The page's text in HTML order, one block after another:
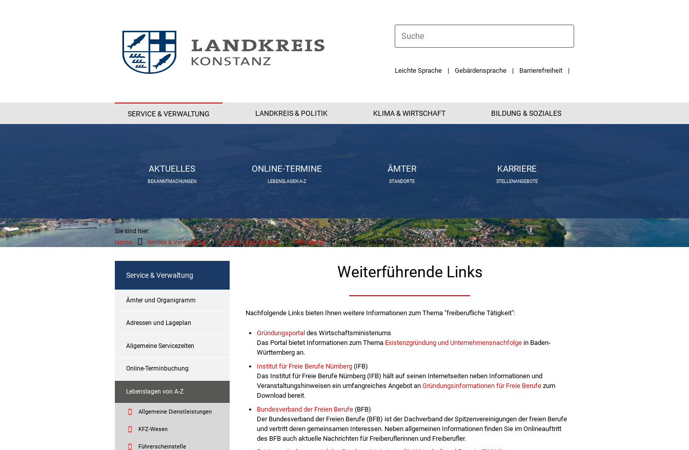
Leichte Sprache Gebärdensprache Barrierefreiheit
SERVICE & VERWALTUNG LANDKREIS & POLITIK KLIMA & WIRTSCHAFT BILDUNG & SOZIALES
AKTUELLES
BEKANNTMACHUNGEN
ONLINE-TERMINE
LEBENSLAGEN A-Z
ÄMTER
STANDORTE
KARRIERE
STELLENANGEBOTE
Sie sind hier:
Home
Service & Verwaltung Lebenslagen von A-Z Freiberufler Weiterführende Links
Service & Verwaltung
Ämter und Organigramm
Adressen und Lageplan
Allgemeine Servicezeiten
Online-Terminbuchung
Lebenslagen von A-Z
Allgemeine Dienstleistungen
KFZ-Wesen
Führerscheinstelle
Weiterführende Links
Nachfolgende Links bieten Ihnen weitere Informationen zum Thema "freiberufliche Tätigkeit":
Gründungsportaldes Wirtschaftsministeriums
Das Portal bietet Informationen zum Thema Existenzgründung und Unternehmensnachfolge in Baden-
Württemberg an.
Institut für Freie Berufe Nürnberg (IFB)
Das Institut für Freie Berufe Nürnberg (IFB) hält auf seinen Internetseiten neben Informationen und
Veranstaltungshinweisen ein umfangreiches Angebot anGründungsinformationen für Freie Berufe zum
Download bereit.
Bundesverband der Freien Berufe (BFB)
Der Bundesverband der Freien Berufe (BFB) ist der Dachverband der Spitzenvereinigungen der freien Berufe
und vertritt deren gemeinsamen Interessen. Neben allgemeinen Informationen finden Sie im Onlineauftritt
des BFB auch aktuelle Nachrichten für Freiberuflerinnen und Freiberufler.